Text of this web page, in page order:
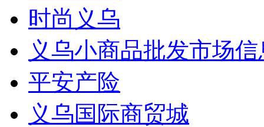
时尚义乌
义乌小商品批发市场
平安产险
义乌国际商贸城